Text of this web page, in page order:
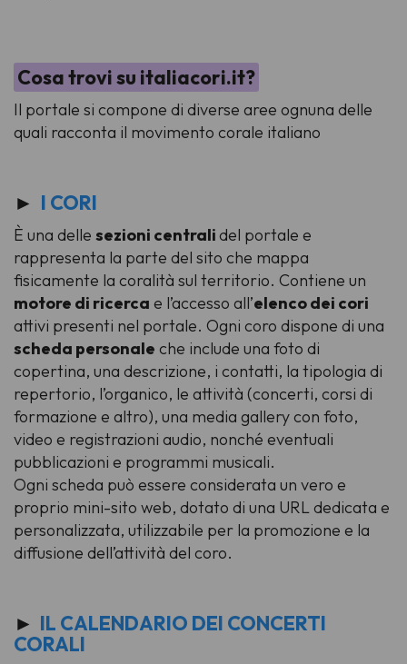
Cosa trovi su italiacori.it?
Il portale si compone di diverse aree ognuna delle
quali racconta il movimento corale italiano
► I CORI
È una delle sezioni centralidel portale e
rappresenta la parte del sito che mappa
fisicamente la coralità sul territorio. Contiene un
motore di ricerca e l’accesso all’elenco dei cori
attivi presenti nel portale. Ogni coro dispone di una
scheda personale che include una foto di
copertina, una descrizione, i contatti, la tipologia di
repertorio, l’organico, le attività (concerti, corsi di
formazione e altro), una media gallerycon foto,
video e registrazioni audio, nonché eventuali
pubblicazioni e programmi musicali.
Ogni scheda può essere considerata un vero e
proprio mini-sito web, dotato di una URL dedicata e
personalizzata, utilizzabile per la promozione e la
diffusione dell’attività del coro.
► IL CALENDARIO DEI CONCERTI
CORALI